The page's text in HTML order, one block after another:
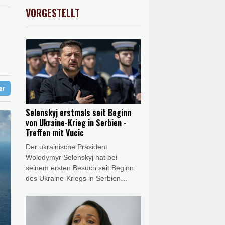
an
2.31%
0.32%
VORGESTELLT
Selenskyj erstmals seit Beginn
von Ukraine-Krieg in Serbien -
Treffen mit Vucic
Der ukrainische Präsident
Wolodymyr Selenskyj hat bei
seinem ersten Besuch seit Beginn
des Ukraine-Kriegs in Serbien
Vucic getroffen. Nach seiner Ankunft
in Belgrad am Freitagabend traf
Selenskyj den serbischen